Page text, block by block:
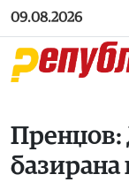
Skip to main content
09.08.2026
Пренџов: